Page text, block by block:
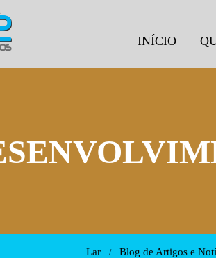
INÍCIO
Lar Blog de Artigos e